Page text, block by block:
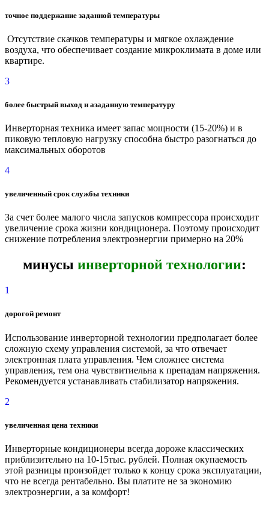
точное поддержание заданной температуры
Отсутствие скачков температуры и мягкое охлаждение
воздуха, что обеспечивает создание микроклимата в доме или
квартире.
3
более быстрый выход н азаданную температуру
Инверторная техника имеет запас мощности (15-20%) и в
пиковую тепловую нагрузку способна быстро разогнаться до
максимальных оборотов
4
увеличенный срок службы техники
За счет более малого числа запусков компрессора происходит
увеличение срока жизни кондиционера. Поэтому происходит
снижение потребления электроэнергии примерно на 20%
минусы инверторной технологии:
1
дорогой ремонт
Использование инверторной технологии предполагает более
сложную схему управления системой, за что отвечает
электронная плата управления. Чем сложнее система
управления, тем она чувствитиельна к препадам напряжения.
Рекомендуется устанавливать стабилизатор напряжения.
2
увеличенная цена техники
Инверторные кондиционеры всегда дороже классических
приблизительно на 10-15тыс. рублей. Полная окупаемость
этой разницы произойдет только к концу срока эксплуатации,
что не всегда рентабельно. Вы платите не за экономию
электроэнергии, а за комфорт!